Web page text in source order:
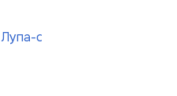
Лупа-очки Veber Jewel Vizor